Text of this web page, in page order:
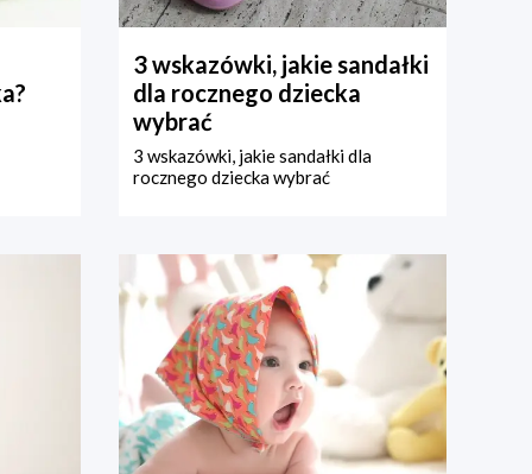
3 wskazówki, jakie sandałki
dla rocznego dziecka
wybrać
3 wskazówki, jakie sandałki dla
rocznego dziecka wybrać